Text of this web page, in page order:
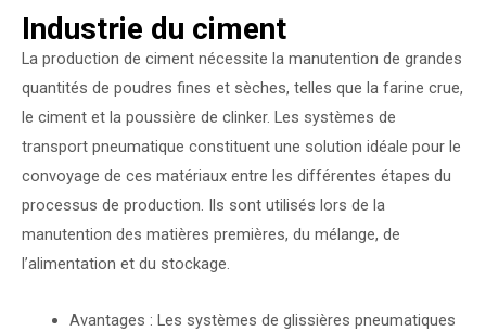
Industrie du ciment
La production de ciment nécessite la manutention de grandes
quantités de poudres fines et sèches, telles que la farine crue,
le ciment et la poussière de clinker. Les systèmes de
transport pneumatique constituent une solution idéale pour le
convoyage de ces matériaux entre les différentes étapes du
processus de production. Ils sont utilisés lors de la
manutention des matières premières, du mélange, de
l’alimentation et du stockage.
Avantages : Les systèmes de glissières pneumatiques